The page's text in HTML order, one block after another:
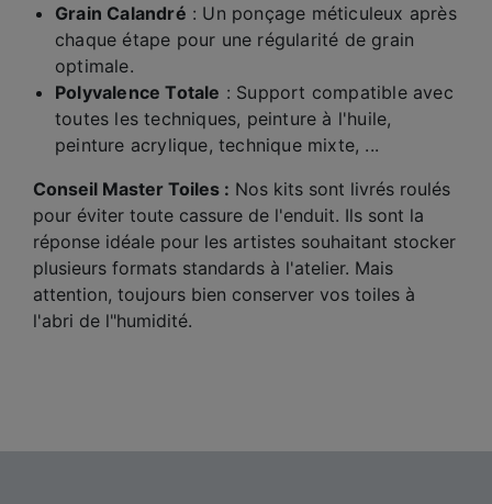
Grain Calandré : Un ponçage méticuleux après
chaque étape pour une régularité de grain
optimale.
Polyvalence Totale : Support compatible avec
toutes les techniques, peinture à l'huile,
peinture acrylique, technique mixte, ...
Conseil Master Toiles : Nos kits sont livrés roulés
pour éviter toute cassure de l'enduit. Ils sont la
réponse idéale pour les artistes souhaitant stocker
plusieurs formats standards à l'atelier. Mais
attention, toujours bien conserver vos toiles à
l'abri de l"humidité.